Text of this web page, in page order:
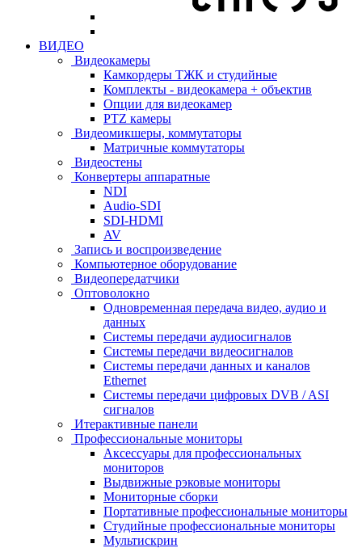
ВИДЕО
Видеокамеры
Камкордеры ТЖК и студийные
Комплекты - видеокамера + объектив
Опции для видеокамер
PTZ камеры
Видеомикшеры, коммутаторы
Матричные коммутаторы
Видеостены
Конвертеры аппаратные
NDI
Audio-SDI
SDI-HDMI
AV
Запись и воспроизведение
Компьютерное оборудование
Видеопередатчики
Оптоволокно
Одновременная передача видео, аудио и
данных
Системы передачи аудиосигналов
Системы передачи видеосигналов
Системы передачи данных и каналов
Ethernet
Системы передачи цифровых DVB / ASI
сигналов
Итерактивные панели
Профессиональные мониторы
Аксессуары для профессиональных
мониторов
Выдвижные рэковые мониторы
Мониторные сборки
Портативные профессиональные мониторы
Студийные профессиональные мониторы
Мультискрин